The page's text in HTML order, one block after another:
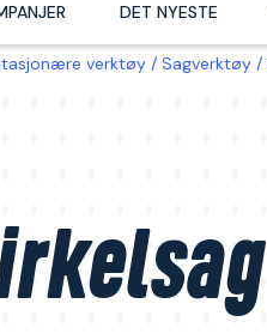
DET NYESTE
verktøy Sagverktøy